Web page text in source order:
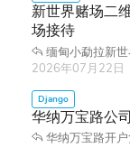
新世界赌场二
场接待
缅甸小勐拉新
2026年07月22日
华纳万宝路公
华纳万宝路开